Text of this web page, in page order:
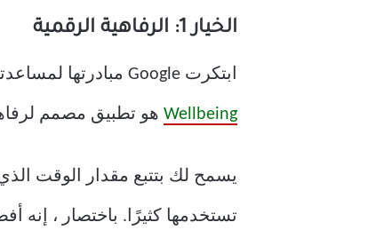
الخيار 1: الرفاهية الرقمية
ابتكرت Google مبادرتها لمساعدتنا في فهم أهمية “التفاعلات الفعلية” مع الأشخاص الآخرين والحد من استخدام الهاتف.
Wellbeing هو تطبيق مصمم
يسمح لك بتتبع مقدار الوقت الذي
تستخدمها كثيرًا. باختصار ، إنه